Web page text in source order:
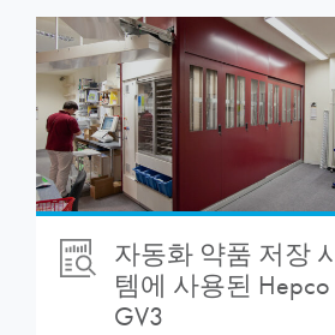
자동화 약품 저장
템에 사용된 Hepco
GV3